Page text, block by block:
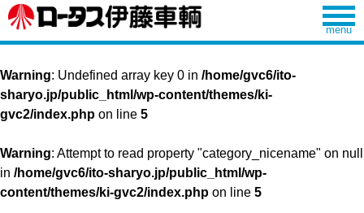
Warning: Undefined array key 0 in /home/gvc6/ito-
sharyo.jp/public_html/wp-content/themes/ki-
gvc2/index.php on line 5
Warning: Attempt to read property "category_nicename" on null
in /home/gvc6/ito-sharyo.jp/public_html/wp-
content/themes/ki-gvc2/index.php on line 5